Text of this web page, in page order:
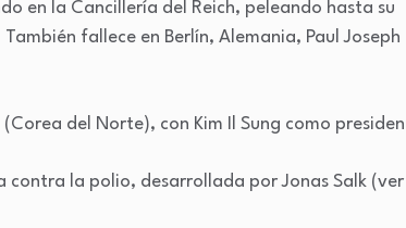
en la Cancillería del Reich, peleando hasta su
fallece en Berlín, Alemania, Paul Joseph
del Norte), con Kim Il Sung como
contra la polio, desarrollada por Jonas Salk